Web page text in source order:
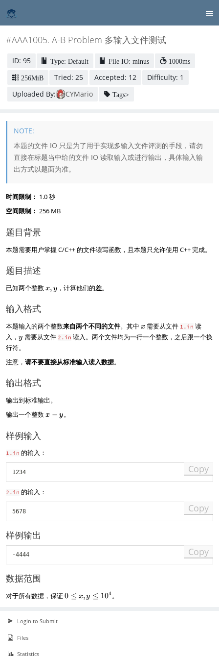
#AAA1005. A-B Problem 多输入文件测试
ID: 95 Type: Default File IO: minus 1000ms
256MiB Tried: 25 Accepted: 12
Difficulty: 1
Uploaded By:
CYMario Tags>
本题的文件 IO 只是为了用于实现多输入文件评测的手段，请勿
直接在标题当中给的文件 IO 读取输入或进行输出，具体输入输
出方式以题面为准。
时间限制： 1.0 秒
空间限制： 256 MB
题目背景
本题需要用户掌握 C/C++ 的文件读写函数，且本题只允许使用 C++ 完成。
题目描述
已知两个整数x
x, y ，计算他们的差。
输入格式
本题输入的两个整数来自两个不同的文件。其中x
x 需要从文件 1.in 读
入，y
y 需要从文件 2.in 读入。两个文件均为一行一个整数，之后跟一个换
行符。
注意，请不要直接从标准输入读入数据。
输出格式
输出到标准输出。
输出一个整数x
x − y。
样例输入
1.in 的输入：
1234 Copy
2.in 的输入：
5678 Copy
样例输出
-4444 Copy
数据范围
对于所有数据，保证0
0 ≤ x,y ≤ 104 。
Login to Submit
Files
Statistics